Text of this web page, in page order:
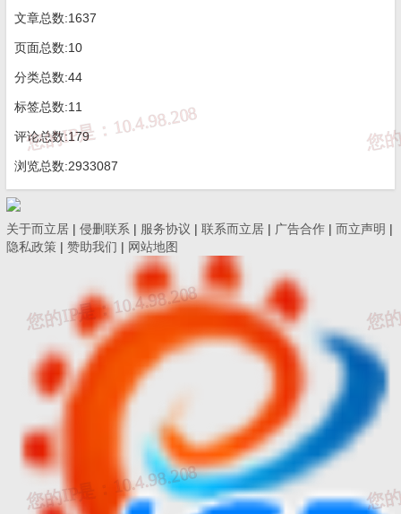
七、补充：
文章总数:1637
页面总数:10
分类总数:44
标签总数:11
评论总数:179
浏览总数:2933087
关于而立居 | 侵删联系 | 服务协议 | 联系而立居 | 广告合作 | 而立声明 |
隐私政策 | 赞助我们 | 网站地图